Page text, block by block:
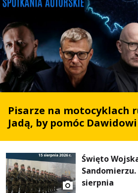
Pisarze na motocyklach
Jadą, by pomóc
Święto
sierpnia